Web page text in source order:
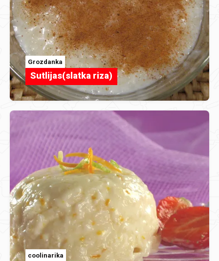
Grozdanka
Sutlijas(slatka riza)
coolinarika